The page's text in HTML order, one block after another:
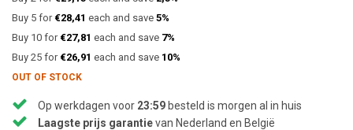
Buy 5 for €28,41 each and save 5%
Buy 10 for €27,81 each and save 7%
Buy 25 for €26,91 each and save 10%
OUT OF STOCK
Op werkdagen voor 23:59 besteld is morgen al in huis
Laagste prijs garantievan Nederland en België